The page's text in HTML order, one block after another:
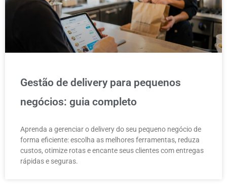
Gestão de delivery para pequenos
negócios: guia completo
Aprenda a gerenciar o delivery do seu pequeno negócio de
forma eficiente: escolha as melhores ferramentas, reduza
custos, otimize rotas e encante seus clientes com entregas
rápidas e seguras.